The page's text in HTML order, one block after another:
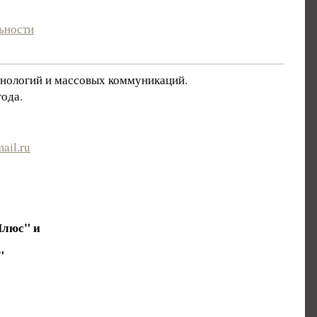
и массовых коммуникаций.
и